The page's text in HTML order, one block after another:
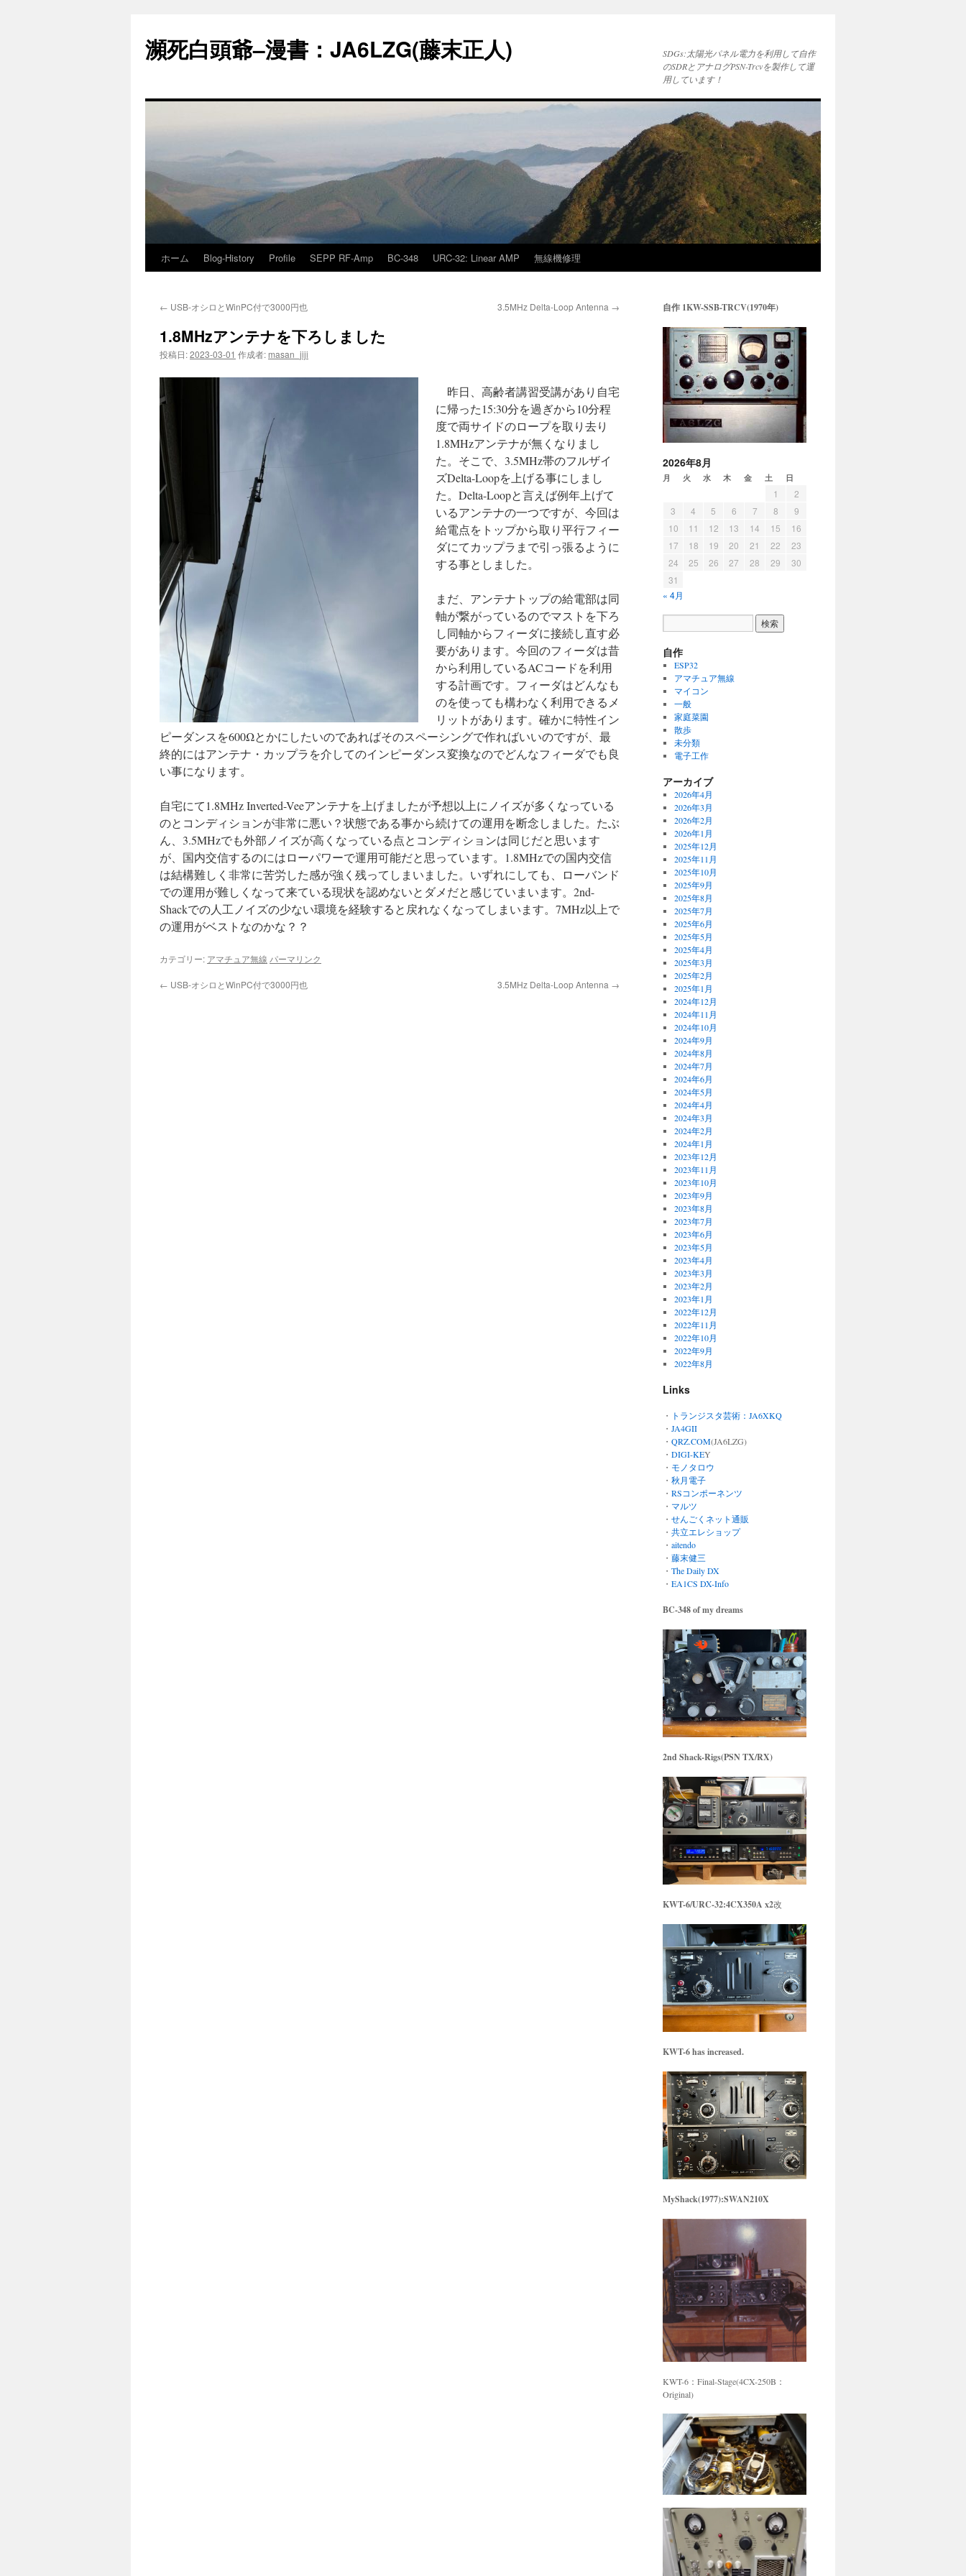
テ
ン
ス
瀕死白頭爺–漫書：JA6LZG(藤末正人)
SDGs:太陽光パネル電力を利用して自作
のSDRとアナログPSN-Trcvを製作して運
用しています！
ホーム Blog-History Profile SEPP RF-Amp BC-348 URC-32: Linear AMP 無線機修理
← USB-オシロとWinPC付で3000円也 3.5MHz Delta-Loop Antenna →
1.8MHzアンテナを下ろしました
投稿日:2023-03-01 作成者: masan_jiji
昨日、高齢者講習受講があり自宅
に帰った15:30分を過ぎから10分程
度で両サイドのロープを取り去り
1.8MHzアンテナが無くなりまし
た。そこで、3.5MHz帯のフルザイ
ズDelta-Loopを上げる事にしまし
た。Delta-Loopと言えば例年上げて
いるアンテナの一つですが、今回は
給電点をトップから取り平行フィー
ダにてカップラまで引っ張るように
する事としました。
まだ、アンテナトップの給電部は同
軸が繋がっているのでマストを下ろ
し同軸からフィーダに接続し直す必
要があります。今回のフィーダは昔
から利用しているACコードを利用
する計画です。フィーダはどんなも
のを使っても構わなく利用できるメ
リットがあります。確かに特性イン
ピーダンスを600Ωとかにしたいのであればそのスペーシングで作ればいいのですが、最
終的にはアンテナ・カップラを介してのインピーダンス変換なのでどんなフィーダでも良
い事になります。
自宅にて1.8MHz Inverted-Veeアンテナを上げましたが予想以上にノイズが多くなっている
のとコンディションが非常に悪い？状態である事から続けての運用を断念しました。たぶ
ん、3.5MHzでも外部ノイズが高くなっている点とコンディションは同じだと思います
が、国内交信するのにはローパワーで運用可能だと思っています。1.8MHzでの国内交信
は結構難しく非常に苦労した感が強く残ってしまいました。いずれにしても、ローバンド
での運用が難しくなって来ている現状を認めないとダメだと感じていまいます。2nd-
Shackでの人工ノイズの少ない環境を経験すると戻れなくなってしまいます。7MHz以上で
の運用がベストなのかな？？
カテゴリー: アマチュア無線 パーマリンク
← USB-オシロとWinPC付で3000円也 3.5MHz Delta-Loop Antenna →
自作 1KW-SSB-TRCV(1970年)
2026年8月
月 火 水 木 金 土 日
1
2
3
4 5 6 7 8
9
10
11 12 13 14 15
16
17
18 19 20 21 22
23
24
25 26 27 28 29
30
31
« 4月
自作
ESP32
アマチュア無線
マイコン
一般
家庭菜園
散歩
未分類
電子工作
アーカイブ
2026年4月
2026年3月
2026年2月
2026年1月
2025年12月
2025年11月
2025年10月
2025年9月
2025年8月
2025年7月
2025年6月
2025年5月
2025年4月
2025年3月
2025年2月
2025年1月
2024年12月
2024年11月
2024年10月
2024年9月
2024年8月
2024年7月
2024年6月
2024年5月
2024年4月
2024年3月
2024年2月
2024年1月
2023年12月
2023年11月
2023年10月
2023年9月
2023年8月
2023年7月
2023年6月
2023年5月
2023年4月
2023年3月
2023年2月
2023年1月
2022年12月
2022年11月
2022年10月
2022年9月
2022年8月
Links
・ トランジスタ芸術：JA6XKQ
・ JA4GII
・ QRZ.COM(JA6LZG)
・ DIGI-KEY
・ モノタロウ
・ 秋月電子
・ RSコンポーネンツ
・ マルツ
・ せんごくネット通販
・ 共立エレショップ
・ aitendo
・ 藤末健三
・ The Daily DX
・ EA1CS DX-Info
BC-348 of my dreams
2nd Shack-Rigs(PSN TX/RX)
KWT-6/URC-32:4CX350A x2改
KWT-6 has increased.
MyShack(1977):SWAN210X
KWT-6：Final-Stage(4CX-250B：
Original)